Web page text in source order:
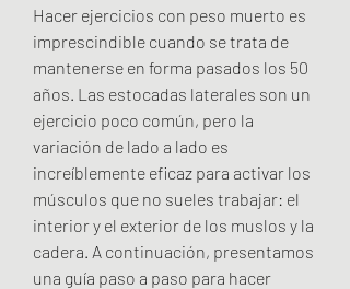
Hacer ejercicios con peso muerto es
imprescindible cuando se trata de
mantenerse en forma pasados los 50
años. Las estocadas laterales son un
ejercicio poco común, pero la
variación de lado a lado es
increíblemente eficaz para activar los
músculos que no sueles trabajar: el
interior y el exterior de los muslos y la
cadera. A continuación, presentamos
una guía paso a paso para hacer